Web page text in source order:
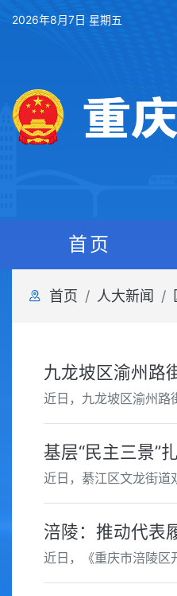
2026年8月7日 星期五
首页
首页 人大新闻
九龙坡区渝州路
近日，九龙坡区渝州路
基层“民主三景”
近日，綦江区文龙街
涪陵：推动代表
近日，《重庆市涪陵区